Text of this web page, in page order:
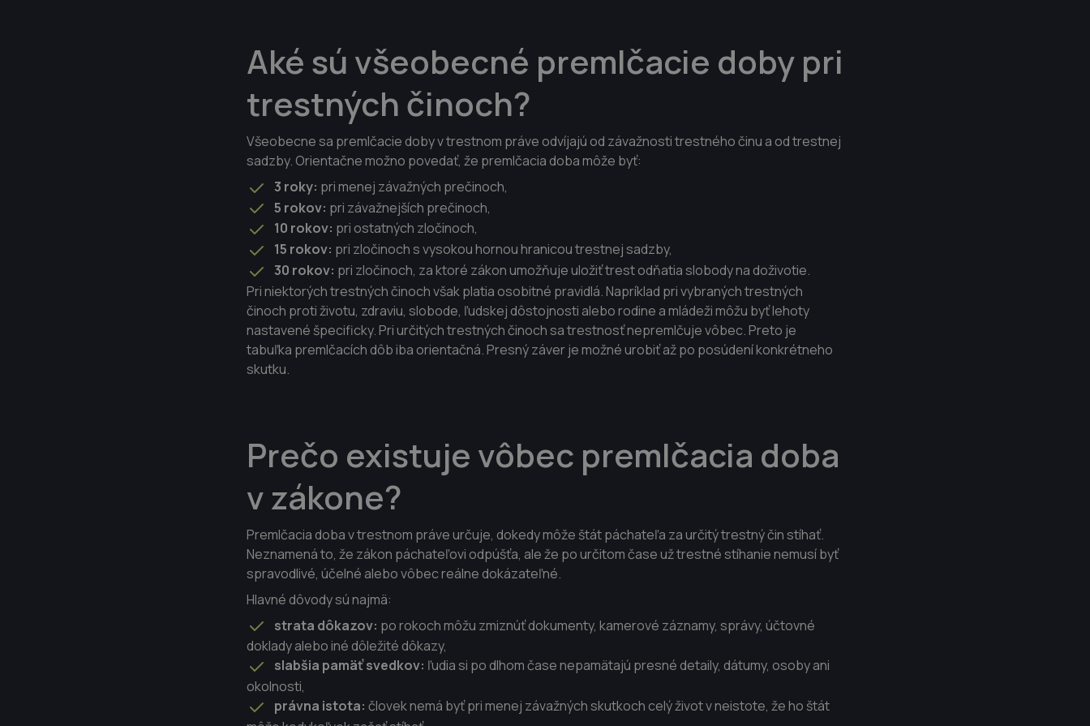
Aké sú všeobecné premlčacie doby pri
trestných činoch?
Všeobecne sa premlčacie doby v trestnom práve odvíjajú od závažnosti trestného činu a od trestnej
sadzby. Orientačne možno povedať, že premlčacia doba môže byť:
3 roky: pri menej závažných prečinoch,
5 rokov: pri závažnejších prečinoch,
10 rokov: pri ostatných zločinoch,
15 rokov: pri zločinoch s vysokou hornou hranicou trestnej sadzby,
30 rokov: pri zločinoch, za ktoré zákon umožňuje uložiť trest odňatia slobody na doživotie.
Pri niektorých trestných činoch však platia osobitné pravidlá. Napríklad pri vybraných trestných
činoch proti životu, zdraviu, slobode, ľudskej dôstojnosti alebo rodine a mládeži môžu byť lehoty
nastavené špecificky. Pri určitých trestných činoch sa trestnosť nepremlčuje vôbec. Preto je
tabuľka premlčacích dôb iba orientačná. Presný záver je možné urobiť až po posúdení konkrétneho
skutku.
Prečo existuje vôbec premlčacia doba
v zákone?
Premlčacia doba v trestnom práve určuje, dokedy môže štát páchateľa za určitý trestný čin stíhať.
Neznamená to, že zákon páchateľovi odpúšťa, ale že po určitom čase už trestné stíhanie nemusí byť
spravodlivé, účelné alebo vôbec reálne dokázateľné.
Hlavné dôvody sú najmä:
strata dôkazov: po rokoch môžu zmiznúť dokumenty, kamerové záznamy, správy, účtovné
doklady alebo iné dôležité dôkazy,
slabšia pamäť svedkov: ľudia si po dlhom čase nepamätajú presné detaily, dátumy, osoby ani
okolnosti,
právna istota: človek nemá byť pri menej závažných skutkoch celý život v neistote, že ho štát